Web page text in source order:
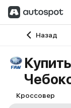
Назад
Главная
Кроссовер